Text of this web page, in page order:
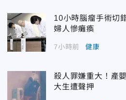
10小時腦瘤手術切
婦人慘癱瘓
7小時前 健康
殺人罪嫌重大！產
大生遭聲押